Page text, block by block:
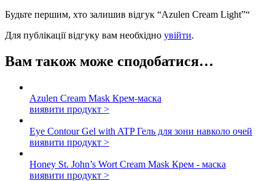
Будьте першим, хто залишив відгук “Azulen Cream Light”“
Для публікації відгуку вам необхідно увійти.
Вам також може сподобатися…
Azulen Cream Mask Крем-маска
виявити продукт >
Eye Contour Gel with ATPГель для зони навколо очей
виявити продукт >
Honey St. John’s Wort Cream Mask Крем - маска
виявити продукт >